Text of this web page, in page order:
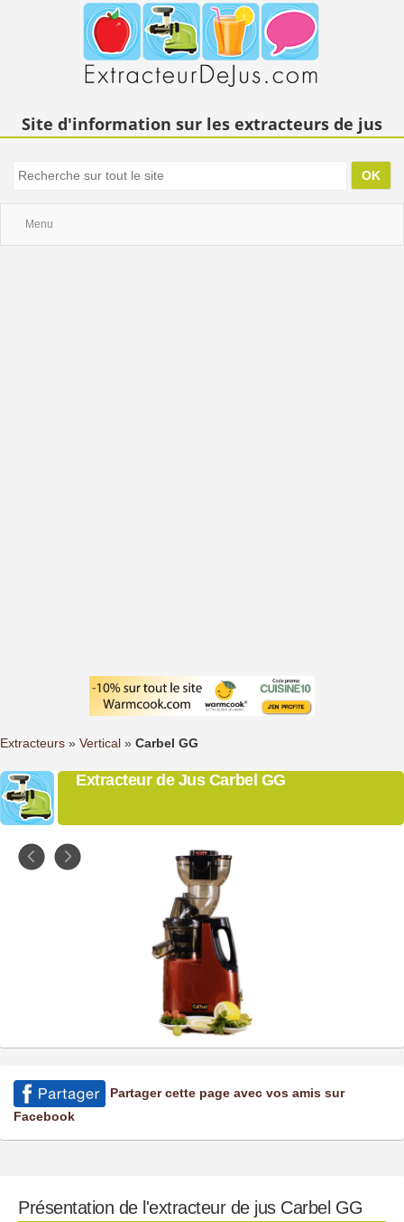
Site d'information sur les extracteurs de jus
Menu
Extracteurs » Vertical » Carbel GG
Extracteur de Jus Carbel GG
Partager cette page avec vos amis sur
Facebook
Présentation de l'extracteur de jus Carbel GG